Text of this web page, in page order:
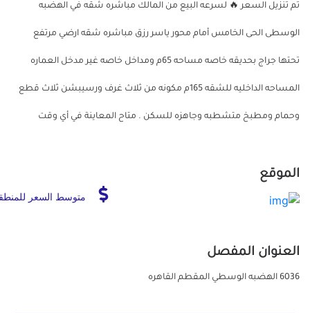
تم تنزيل السعر 🔥 لسرعه البيع من المالك مباشره شقه في الهضبه
الوسطى الحى الخامس أمام محور ياسر رزق مباشره شقه ارضي مرتفع
تحتها جراج بحديقه خاصه مساحه 65م ومداخل خاصه غير مدخل العماره
المساحه الداخليه للشقه 165م مكونه من ثلاث غرف ورسيبشن ثلاث قطع
وحمام ومطبخ متشطبه وجاهزه للسكن . متاح المعاينة في أي وقت
الموقع
متوسط السعر
العنوان المفصل
6036 الهضبه الوسطي المقطم القاهره